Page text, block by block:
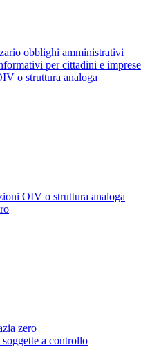
obblighi amministrativi
per cittadini e imprese
o struttura analoga
OIV o struttura analoga
zero
a controllo